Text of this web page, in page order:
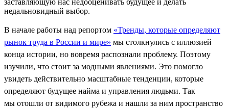
недальновидный выбор.
В начале работы над репортом «Тренды, которые определяют
рынок труда в России и мире» мы столкнулись с иллюзией
конца истории, но вовремя распознали проблему. Поэтому
изучили, что стоит за модными явлениями. Это помогло
увидеть действительно масштабные тенденции, которые
определяют будущее найма и управления людьми. Так
мы отошли от видимого рубежа и нашли за ним пространство